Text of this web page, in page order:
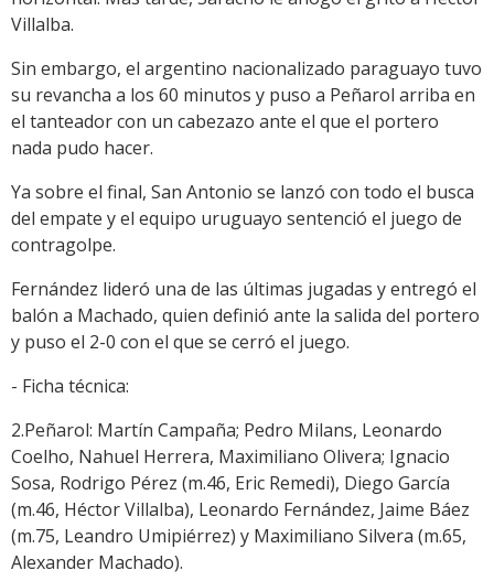
Villalba.
Sin embargo, el argentino nacionalizado paraguayo tuvo
su revancha a los 60 minutos y puso a Peñarol arriba en
el tanteador con un cabezazo ante el que el portero
nada pudo hacer.
Ya sobre el final, San Antonio se lanzó con todo el busca
del empate y el equipo uruguayo sentenció el juego de
contragolpe.
Fernández lideró una de las últimas jugadas y entregó el
balón a Machado, quien definió ante la salida del portero
y puso el 2-0 con el que se cerró el juego.
- Ficha técnica:
2.Peñarol: Martín Campaña; Pedro Milans, Leonardo
Coelho, Nahuel Herrera, Maximiliano Olivera; Ignacio
Sosa, Rodrigo Pérez (m.46, Eric Remedi), Diego García
(m.46, Héctor Villalba), Leonardo Fernández, Jaime Báez
(m.75, Leandro Umipiérrez) y Maximiliano Silvera (m.65,
Alexander Machado).